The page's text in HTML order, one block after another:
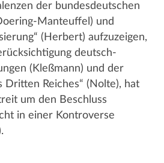
der bundesdeutschen
Manteuffel) und
(Herbert) aufzuzeigen,
deutsch-
(Kleßmann) und der
Dritten Reiches“ (Nolte), hat
um den Beschluss
in einer Kontroverse